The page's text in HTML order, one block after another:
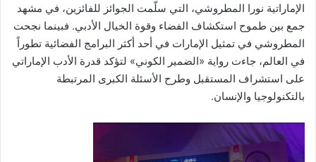
الإماراتية نورا المطروشي، التي سلّمت الجوائز للفائزين، في مشهد
جمع بين طموح استكشاف الفضاء وقوة الخيال الأدبي. فبينما نجحت
المطروشي في تمثيل الإمارات في أحد أكثر البرامج الفضائية تطوراً
في العالم، جاءت رواية «الضمير الكوني» لتؤكد قدرة الأدب الإماراتي
على استشراف المستقبل وطرح الأسئلة الكبرى المرتبطة
بالتكنولوجيا والإنسان.